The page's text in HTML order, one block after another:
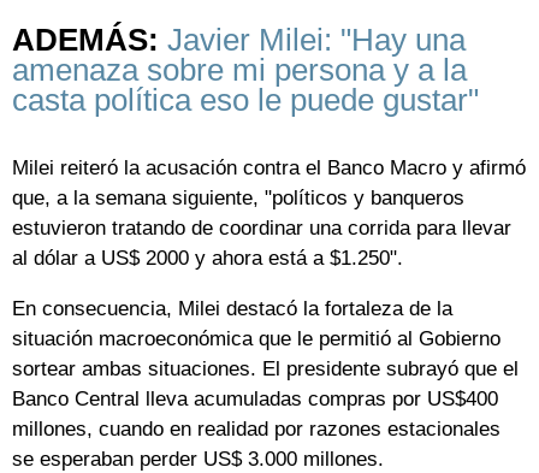
ADEMÁS: Javier Milei: "Hay una
amenaza sobre mi persona y a la
casta política eso le puede gustar"
Milei reiteró la acusación contra el Banco Macro y afirmó
que, a la semana siguiente, "políticos y banqueros
estuvieron tratando de coordinar una corrida para llevar
al dólar a US$ 2000 y ahora está a $1.250".
En consecuencia, Milei destacó la fortaleza de la
situación macroeconómica que le permitió al Gobierno
sortear ambas situaciones. El presidente subrayó que el
Banco Central lleva acumuladas compras por US$400
millones, cuando en realidad por razones estacionales
se esperaban perder US$ 3.000 millones.